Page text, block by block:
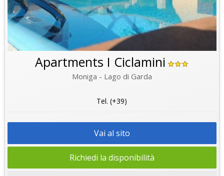
Apartments I Ciclamini
Moniga - Lago di Garda
Tel. (+39)
Vai al sito
Richiedi la disponibilità